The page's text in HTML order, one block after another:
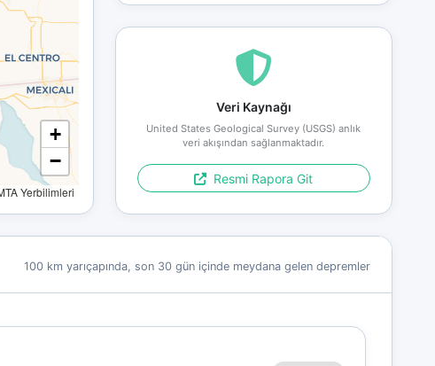
+
−
Yerbilimleri
Veri Kaynağı
United States Geological Survey (USGS) anlık
veri akışından sağlanmaktadır.
Resmi Rapora Git
100 km yarıçapında, son 30 gün içinde meydana gelen depremler